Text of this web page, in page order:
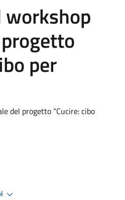
workshop
per
del progetto “Cucire: cibo